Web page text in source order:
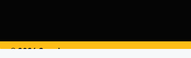
© 2026Creado porBsale